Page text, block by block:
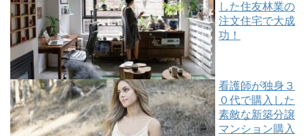
した住友林業の
注文住宅で大成
功！
看護師が独身３
０代で購入した
素敵な新築分譲
マンション購入